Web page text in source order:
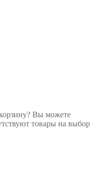
Вы можете
товары на выбор